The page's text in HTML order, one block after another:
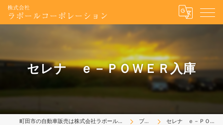
セレナ ｅ－ＰＯＷＥＲ入庫
町田市の自動車販売は株式会社ラポールコーポレーション ブログ セレナ ｅ－ＰＯＷＥＲ入庫